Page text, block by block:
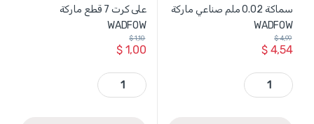
$4,54
$4,99
WXR1303 - بكرة لف يدوية 305 متر سماكة 0.02 ملم صناعي ماركة WADFOW quantity
$1,00
$1,10
WGJ5515 - سيليكون حراري قطر 11 مم على كرت 7 قطع ماركة WADFOW quantity